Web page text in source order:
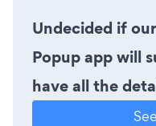
Undecided if
Popup app will
have all the